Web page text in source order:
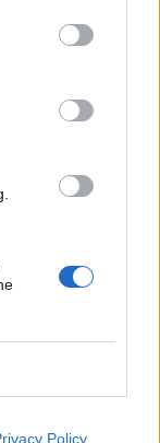
Policy
Εκδήλωση
Σκουρβούλων